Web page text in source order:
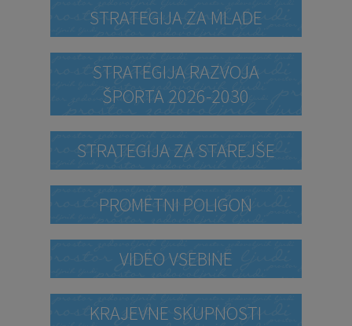
STRATEGIJA ZA MLADE
STRATEGIJA RAZVOJA
ŠPORTA 2026-2030
STRATEGIJA ZA STAREJŠE
PROMETNI POLIGON
VIDEO VSEBINE
KRAJEVNE SKUPNOSTI